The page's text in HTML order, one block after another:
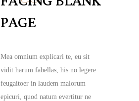
PAGE
Mea omnium explicari te, eu sit
vidit harum fabellas, his no legere
feugaitoer in laudem malorum
epicuri, quod natum evertitur ne